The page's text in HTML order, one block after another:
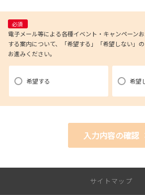
必須
電子メール等による各種イベント・キャンペーン
する案内について、「希望する」「希望しない」
お進みください。
希望する 希望
入力内容の確認
サイトマップ